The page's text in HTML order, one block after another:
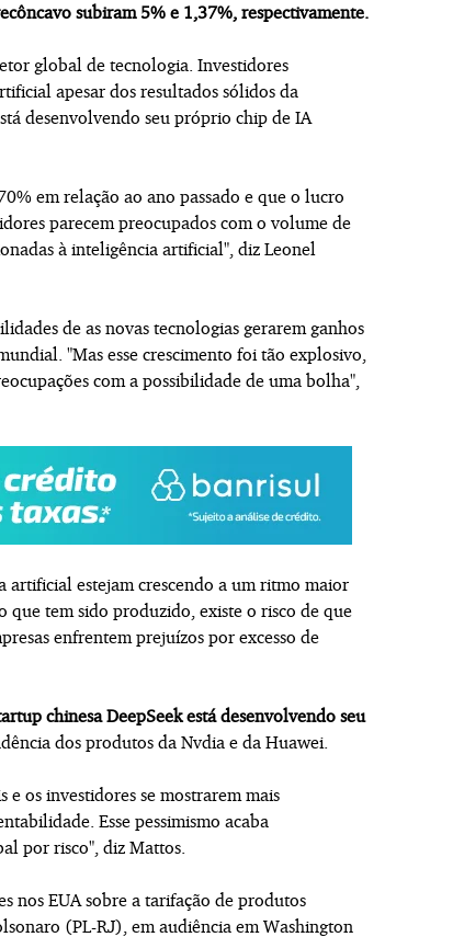
subiram 5% e 1,37%, respectivamente.
global de tecnologia. Investidores
apesar dos resultados sólidos da
desenvolvendo seu próprio chip de IA
em relação ao ano passado e que o lucro
parecem preocupados com o volume de
à inteligência artificial", diz Leonel
de as novas tecnologias gerarem ganhos
"Mas esse crescimento foi tão explosivo,
com a possibilidade de uma bolha",
artificial estejam crescendo a um ritmo maior
que tem sido produzido, existe o risco de que
enfrentem prejuízos por excesso de
chinesa DeepSeek está desenvolvendo seu
dos produtos da Nvdia e da Huawei.
e os investidores se mostrarem mais
Esse pessimismo acaba
por risco", diz Mattos.
nos EUA sobre a tarifação de produtos
(PL-RJ), em audiência em Washington